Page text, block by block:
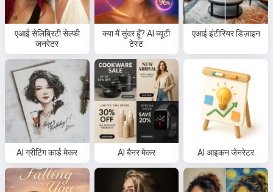
एआई सेलिब्रिटी सेल्फी
जनरेटर
क्या मैं सुंदर हूँ? AI ब्यूटी
टेस्ट
एआई इंटीरियर डिज़ाइन
AI ग्रीटिंग कार्ड मेकर AI बैनर मेकर AI आइकन जेनरेटर